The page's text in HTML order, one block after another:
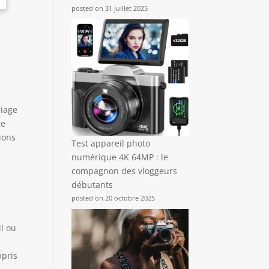
ou
posted on 31 juillet 2025
Test appareil photo
numérique 4K 64MP : le
compagnon des vloggeurs
débutants
posted on 20 octobre 2025